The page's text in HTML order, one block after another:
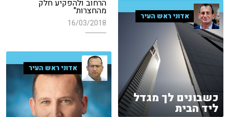
הרחוב ולהפקיע חלק
מהחצרות"
16/03/2018
אדוני ראש העיר
כשבונים לך מגדל
ליד הבית
אדוני ראש העיר